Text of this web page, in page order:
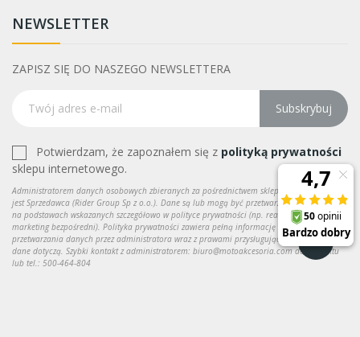
NEWSLETTER
ZAPISZ SIĘ DO NASZEGO NEWSLETTERA
Subskrybuj
Potwierdzam, że zapoznałem się z polityką prywatności
sklepu internetowego.
Administratorem danych osobowych zbieranych za pośrednictwem sklepu internetowego
jest Sprzedawca (Rider Group Sp z o.o.). Dane są lub mogą być przetwarzane w celach oraz
na podstawach wskazanych szczegółowo w polityce prywatności (np. realizacja umowy,
marketing bezpośredni). Polityka prywatności zawiera pełną informację na temat
przetwarzania danych przez administratora wraz z prawami przysługującymi osobie, której
dane dotyczą. Szybki kontakt z administratorem: biuro@motoakcesoria.com do kontaktu
lub tel.: 500-464-804